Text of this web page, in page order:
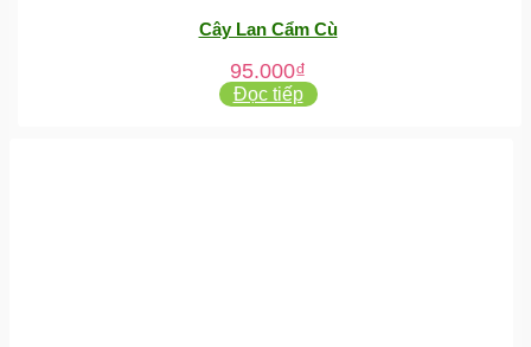
Cây Lan Cẩm Cù
95.000₫
Đọc tiếp